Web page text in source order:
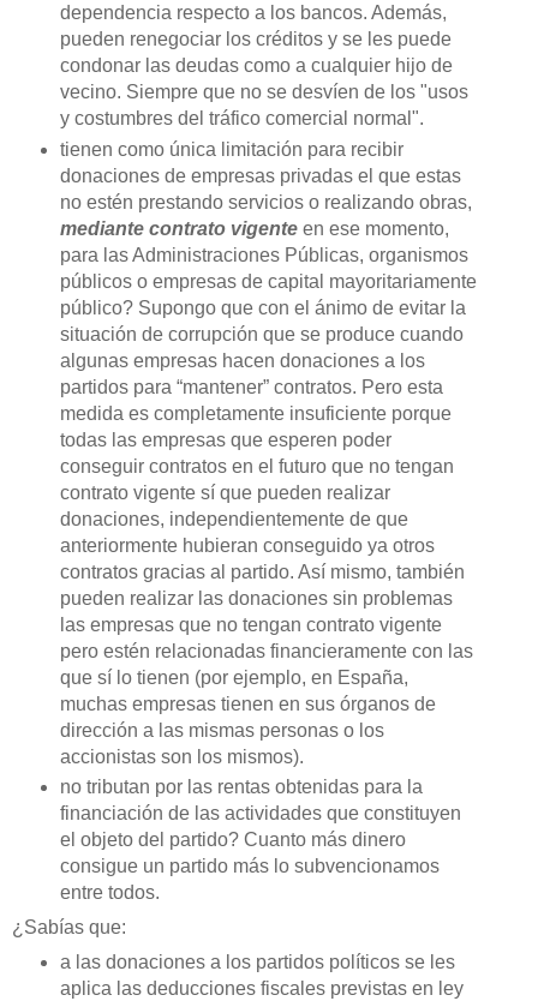
dependencia respecto a los bancos. Además,
pueden renegociar los créditos y se les puede
condonar las deudas como a cualquier hijo de
vecino. Siempre que no se desvíen de los "usos
y costumbres del tráfico comercial normal".
tienen como única limitación para recibir
donaciones de empresas privadas el que estas
no estén prestando servicios o realizando obras,
mediante contrato vigente en ese momento,
para las Administraciones Públicas, organismos
públicos o empresas de capital mayoritariamente
público? Supongo que con el ánimo de evitar la
situación de corrupción que se produce cuando
algunas empresas hacen donaciones a los
partidos para “mantener” contratos. Pero esta
medida es completamente insuficiente porque
todas las empresas que esperen poder
conseguir contratos en el futuro que no tengan
contrato vigente sí que pueden realizar
donaciones, independientemente de que
anteriormente hubieran conseguido ya otros
contratos gracias al partido. Así mismo, también
pueden realizar las donaciones sin problemas
las empresas que no tengan contrato vigente
pero estén relacionadas financieramente con las
que sí lo tienen (por ejemplo, en España,
muchas empresas tienen en sus órganos de
dirección a las mismas personas o los
accionistas son los mismos).
no tributan por las rentas obtenidas para la
financiación de las actividades que constituyen
el objeto del partido? Cuanto más dinero
consigue un partido más lo subvencionamos
entre todos.
¿Sabías que:
a las donaciones a los partidos políticos se les
aplica las deducciones fiscales previstas en ley